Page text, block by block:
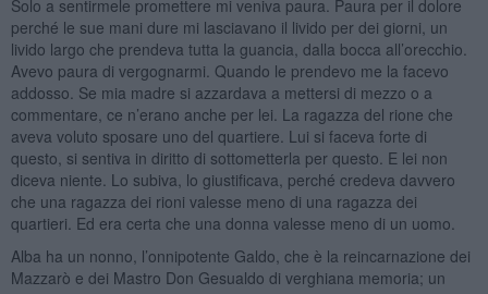
Solo a sentirmele promettere mi veniva paura. Paura per il dolore
perché le sue mani dure mi lasciavano il livido per dei giorni, un
livido largo che prendeva tutta la guancia, dalla bocca all’orecchio.
Avevo paura di vergognarmi. Quando le prendevo me la facevo
addosso. Se mia madre si azzardava a mettersi di mezzo o a
commentare, ce n’erano anche per lei. La ragazza del rione che
aveva voluto sposare uno del quartiere. Lui si faceva forte di
questo, si sentiva in diritto di sottometterla per questo. E lei non
diceva niente. Lo subiva, lo giustificava, perché credeva davvero
che una ragazza dei rioni valesse meno di una ragazza dei
quartieri. Ed era certa che una donna valesse meno di un uomo.
Alba ha un nonno, l’onnipotente Galdo, che è la reincarnazione dei
Mazzarò e dei Mastro Don Gesualdo di verghiana memoria; un